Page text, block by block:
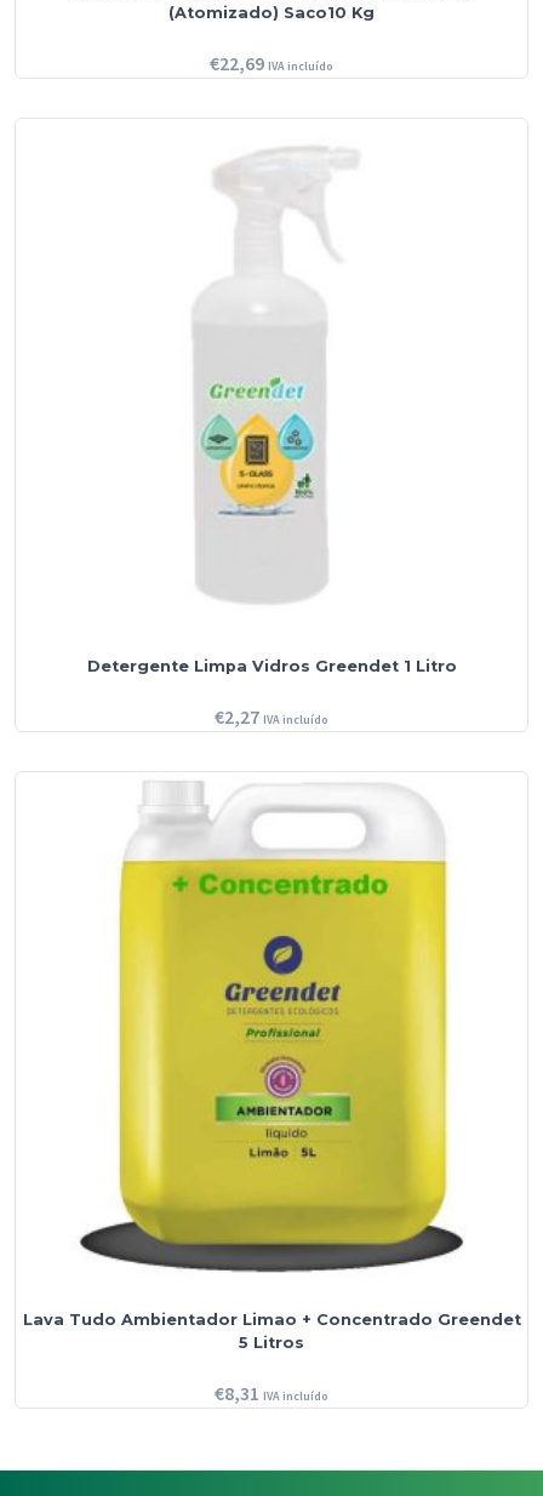
(Atomizado) Saco10 Kg
€22,69 IVA incluído
Detergente Limpa Vidros Greendet 1 Litro
€2,27 IVA incluído
Lava Tudo Ambientador Limao + Concentrado Greendet
5 Litros
€8,31 IVA incluído